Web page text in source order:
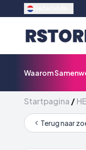
Waarom
Startpagina /
Terug naar